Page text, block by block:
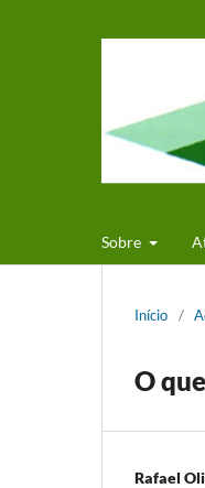
Sobre
Início /
O
Rafael